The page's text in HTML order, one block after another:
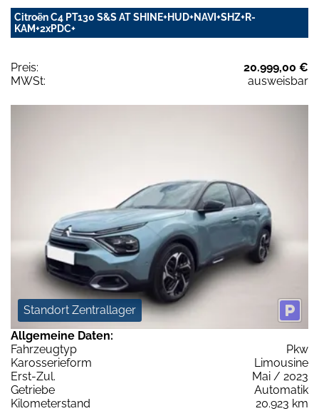
Citroën C4 PT130 S&S AT SHINE+HUD+NAVI+SHZ+R-
KAM+2xPDC+
Preis:
20.999,00 €
MWSt:
ausweisbar
Standort Zentrallager
Allgemeine Daten:
Fahrzeugtyp
Pkw
Karosserieform
Limousine
Erst-Zul.
Mai / 2023
Getriebe
Automatik
Kilometerstand
20.923 km